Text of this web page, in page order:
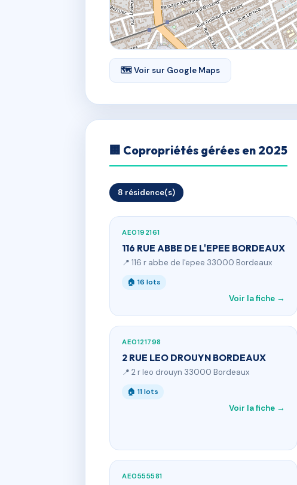
🗺 Voir sur Google Maps
🏢 Copropriétés gérées en 2025
8 résidence(s)
AE0192161
116 RUE ABBE DE L'EPEE BORDEAUX
📍 116 r abbe de l'epee 33000 Bordeaux
🏠 16 lots
Voir la fiche →
AE0121798
2 RUE LEO DROUYN BORDEAUX
📍 2 r leo drouyn 33000 Bordeaux
🏠 11 lots
Voir la fiche →
AE0555581